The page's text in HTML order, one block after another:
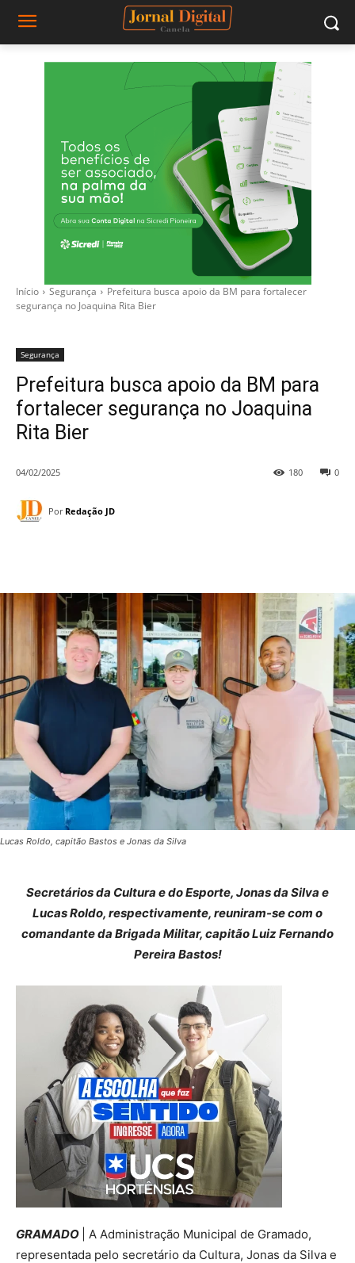
Início Segurança
Prefeitura busca apoio da BM para fortalecer
segurança no Joaquina Rita Bier
Segurança
Prefeitura busca apoio da BM para
fortalecer segurança no Joaquina
Rita Bier
04/02/2025 0
180
Por Redação JD
Lucas Roldo, capitão Bastos e Jonas da Silva
Secretários da Cultura e do Esporte, Jonas da Silva e
Lucas Roldo, respectivamente, reuniram-se com o
comandante da Brigada Militar, capitão Luiz Fernando
Pereira Bastos!
GRAMADO
| A Administração Municipal de Gramado,
representada pelo secretário da Cultura, Jonas da Silva e